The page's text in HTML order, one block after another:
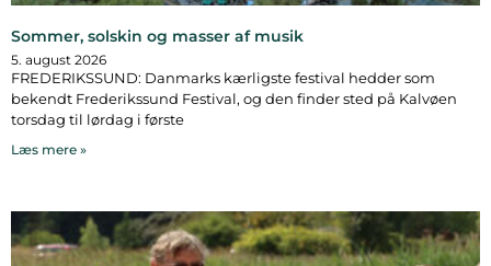
Sommer, solskin og masser af musik
5. august 2026
FREDERIKSSUND: Danmarks kærligste festival hedder som
bekendt Frederikssund Festival, og den finder sted på Kalvøen
torsdag til lørdag i første
Læs mere »